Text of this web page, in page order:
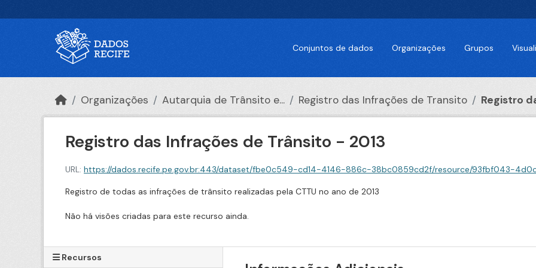
Conjuntos de dados Organizações Grupos
Organizações Autarquia de Trânsito e... Registro das Infrações de Transito Registro
Registro das Infrações de Trânsito - 2013
URL: https://dados.recife.pe.gov.br:443/dataset/fbe0c549-cd14-4146-886c-38bc0859cd2f/resource/93fbf043-4d0c-4d03-85e0-
Registro de todas as infrações de trânsito realizadas pela CTTU no ano de 2013
Não há visões criadas para este recurso ainda.
Recursos